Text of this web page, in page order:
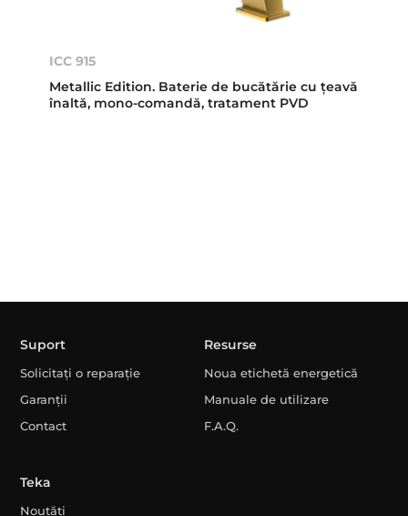
ICC 915
Metallic Edition. Baterie de bucătărie cu ţeavă
înaltă, mono-comandă, tratament PVD
Suport
Solicitați o reparație
Garanții
Contact
Resurse
Noua etichetă energetică
Manuale de utilizare
F.A.Q.
Teka
Noutăți